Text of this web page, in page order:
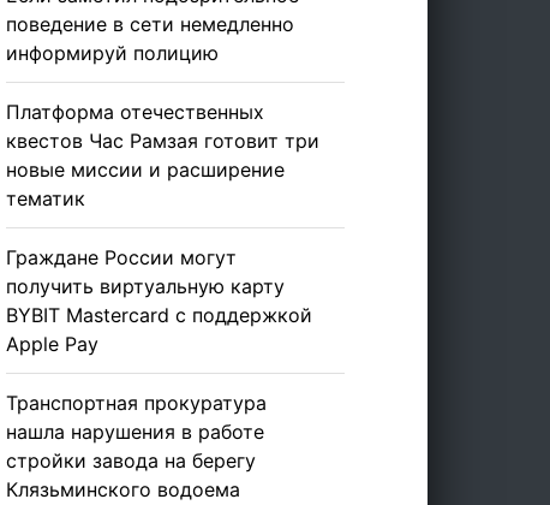
поведение в сети немедленно
информируй полицию
Платформа отечественных
квестов Час Рамзая готовит три
новые миссии и расширение
тематик
Граждане России могут
получить виртуальную карту
BYBIT Mastercard с поддержкой
Apple Pay
Транспортная прокуратура
нашла нарушения в работе
стройки завода на берегу
Клязьминского водоема